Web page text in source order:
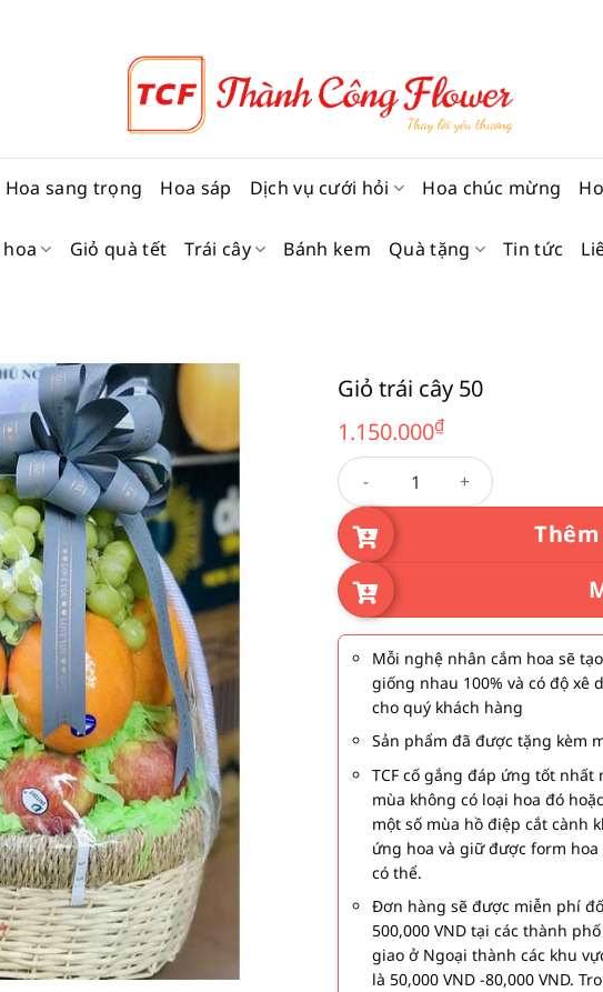
Hoa sang trọng Hoa sáp Dịch vụ cưới hỏi Hoa chúc mừng
hoa Giỏ quà tết Trái cây Bánh kem Quà tặng Tin tức
Giỏ trái cây 50
1.150.000₫
Giỏ trái cây 50 số lượng
Mỗi nghệ nhân cắm hoa sẽ
giống nhau 100% và có độ xê
cho quý khách hàng
Sản phẩm đã được tặng kèm
TCF cố gắng đáp ứng tốt
mùa không có loại hoa đó
một số mùa hồ điệp cắt cành
ứng hoa và giữ được form
có thể.
Đơn hàng sẽ được miễn phí
500,000 VND tại các thành
giao ở Ngoại thành các khu
là 50,000 VND -80,000 VND.